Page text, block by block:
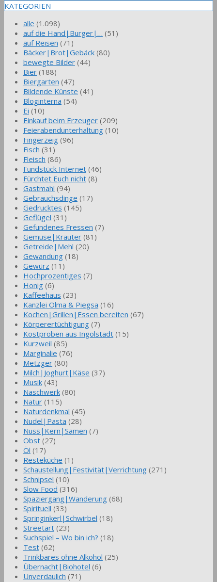
KATEGORIEN
alle (1.098)
auf die Hand|Burger|… (51)
auf Reisen (71)
Bäcker|Brot|Gebäck (80)
bewegte Bilder (44)
Bier (188)
Biergarten (47)
Bildende Künste (41)
Bloginterna (54)
Ei (10)
Einkauf beim Erzeuger (209)
Feierabendunterhaltung (10)
Fingerzeig (96)
Fisch (31)
Fleisch (86)
Fundstück Internet (46)
Fürchtet Euch nicht (8)
Gastmahl (94)
Gebrauchsdinge (17)
Gedrucktes (145)
Geflügel (31)
Gefundenes Fressen (7)
Gemüse|Kräuter (81)
Getreide|Mehl (20)
Gewandung (18)
Gewürz (11)
Hochprozentiges (7)
Honig (6)
Kaffeehaus (23)
Kanzlei Olma & Piegsa (16)
Kochen|Grillen|Essen bereiten (67)
Körperertüchtigung (7)
Kostproben aus Ingolstadt (15)
Kurzweil (85)
Marginalie (76)
Metzger (80)
Milch|Joghurt|Käse (37)
Musik (43)
Naschwerk (80)
Natur (115)
Naturdenkmal (45)
Nudel|Pasta (28)
Nuss|Kern|Samen (7)
Obst (27)
Öl (17)
Resteküche (1)
Schaustellung|Festivität|Verrichtung (271)
Schnipsel (10)
Slow Food (316)
Spaziergang|Wanderung (68)
Spirituell (33)
Springinkerl|Schwirbel (18)
Streetart (23)
Suchspiel – Wo bin ich? (18)
Test (62)
Trinkbares ohne Alkohol (25)
Übernacht|Biohotel (6)
Unverdaulich (71)